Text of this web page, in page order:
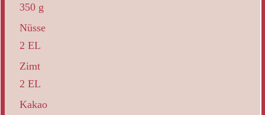
350 g
Nüsse
2 EL
Zimt
2 EL
Kakao